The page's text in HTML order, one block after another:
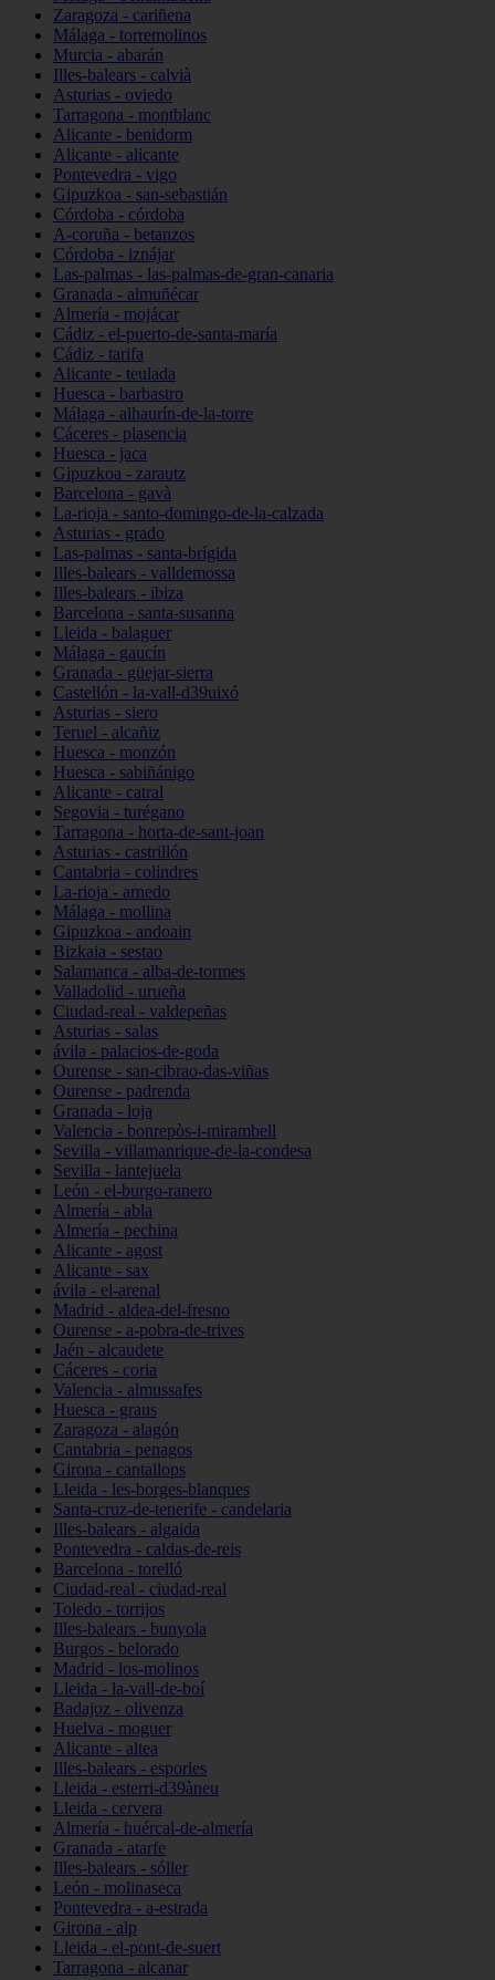
Zaragoza - cariñena
Málaga - torremolinos
Murcia - abarán
Illes-balears - calvià
Asturias - oviedo
Tarragona - montblanc
Alicante - benidorm
Alicante - alicante
Pontevedra - vigo
Gipuzkoa - san-sebastián
Córdoba - córdoba
A-coruña - betanzos
Córdoba - iznájar
Las-palmas - las-palmas-de-gran-canaria
Granada - almuñécar
Almería - mojácar
Cádiz - el-puerto-de-santa-maría
Cádiz - tarifa
Alicante - teulada
Huesca - barbastro
Málaga - alhaurín-de-la-torre
Cáceres - plasencia
Huesca - jaca
Gipuzkoa - zarautz
Barcelona - gavà
La-rioja - santo-domingo-de-la-calzada
Asturias - grado
Las-palmas - santa-brígida
Illes-balears - valldemossa
Illes-balears - ibiza
Barcelona - santa-susanna
Lleida - balaguer
Málaga - gaucín
Granada - güejar-sierra
Castellón - la-vall-d39uixó
Asturias - siero
Teruel - alcañiz
Huesca - monzón
Huesca - sabiñánigo
Alicante - catral
Segovia - turégano
Tarragona - horta-de-sant-joan
Asturias - castrillón
Cantabria - colindres
La-rioja - arnedo
Málaga - mollina
Gipuzkoa - andoain
Bizkaia - sestao
Salamanca - alba-de-tormes
Valladolid - urueña
Ciudad-real - valdepeñas
Asturias - salas
ávila - palacios-de-goda
Ourense - san-cibrao-das-viñas
Ourense - padrenda
Granada - loja
Valencia - bonrepòs-i-mirambell
Sevilla - villamanrique-de-la-condesa
Sevilla - lantejuela
León - el-burgo-ranero
Almería - abla
Almería - pechina
Alicante - agost
Alicante - sax
ávila - el-arenal
Madrid - aldea-del-fresno
Ourense - a-pobra-de-trives
Jaén - alcaudete
Cáceres - coria
Valencia - almussafes
Huesca - graus
Zaragoza - alagón
Cantabria - penagos
Girona - cantallops
Lleida - les-borges-blanques
Santa-cruz-de-tenerife - candelaria
Illes-balears - algaida
Pontevedra - caldas-de-reis
Barcelona - torelló
Ciudad-real - ciudad-real
Toledo - torrijos
Illes-balears - bunyola
Burgos - belorado
Madrid - los-molinos
Lleida - la-vall-de-boí
Badajoz - olivenza
Huelva - moguer
Alicante - altea
Illes-balears - esporles
Lleida - esterri-d39àneu
Lleida - cervera
Almería - huércal-de-almería
Granada - atarfe
Illes-balears - sóller
León - molinaseca
Pontevedra - a-estrada
Girona - alp
Lleida - el-pont-de-suert
Tarragona - alcanar